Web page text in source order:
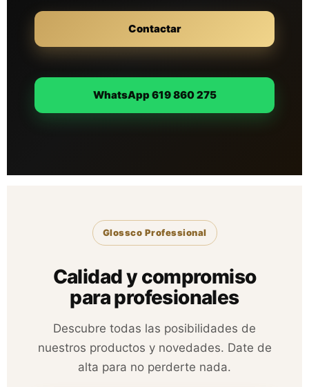
Contactar
WhatsApp 619 860 275
Glossco Professional
Calidad y compromiso
para profesionales
Descubre todas las posibilidades de
nuestros productos y novedades. Date de
alta para no perderte nada.